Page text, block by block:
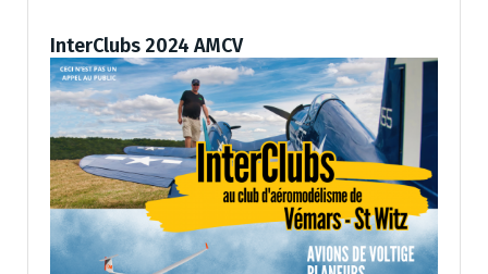
InterClubs 2024 AMCV